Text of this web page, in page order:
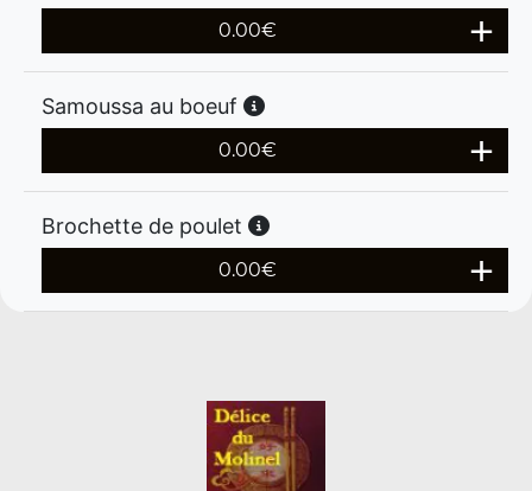
0.00€
Samoussa au boeuf
0.00€
Brochette de poulet
0.00€